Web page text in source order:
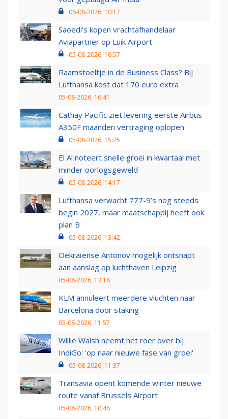
06-08-2026, 10:17
Saoedi’s kopen vrachtafhandelaar
Aviapartner op Luik Airport
05-08-2026, 16:57
Raamstoeltje in de Business Class? Bij
Lufthansa kost dat 170 euro extra
05-08-2026, 16:41
Cathay Pacific ziet levering eerste Airbus
A350F maanden vertraging oplopen
05-08-2026, 15:25
El Al noteert snelle groei in kwartaal met
minder oorlogsgeweld
05-08-2026, 14:17
Lufthansa verwacht 777-9’s nog steeds
begin 2027, maar maatschappij heeft ook
plan B
05-08-2026, 13:42
Oekraïense Antonov mogelijk ontsnapt
aan aanslag op luchthaven Leipzig
05-08-2026, 13:18
KLM annuleert meerdere vluchten naar
Barcelona door staking
05-08-2026, 11:57
Willie Walsh neemt het roer over bij
IndiGo: 'op naar nieuwe fase van groei'
05-08-2026, 11:37
Transavia opent komende winter nieuwe
route vanaf Brussels Airport
05-08-2026, 10:46